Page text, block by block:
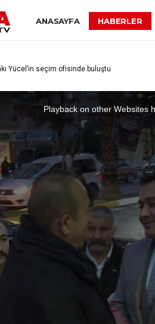
ANASAYFA HABERLER
Yücel’in seçim ofisinde buluştu
Playback on other Websites